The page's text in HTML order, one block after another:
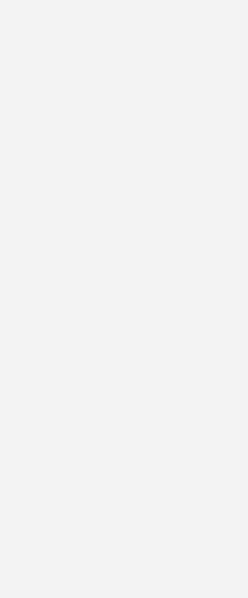
mit dem SBZ
regelmäßig von uns
gebündelt und
bin ich damit einverstanden, über
und eine Abmeldung ist
Umgang mit Daten finden Sie